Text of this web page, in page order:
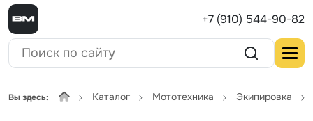
+7 (910) 544-90-82
Вы здесь: Каталог Мототехника Экипировка